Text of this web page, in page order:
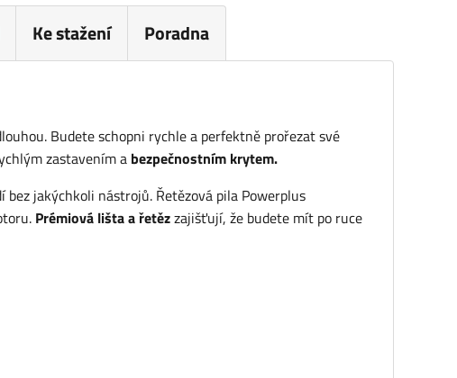
Ke stažení Poradna
Budete schopni rychle a perfektně prořezat své
zastavením a bezpečnostním krytem.
jakýchkoli nástrojů. Řetězová pila Powerplus
Prémiová lišta a řetězzajišťují, že budete mít po ruce